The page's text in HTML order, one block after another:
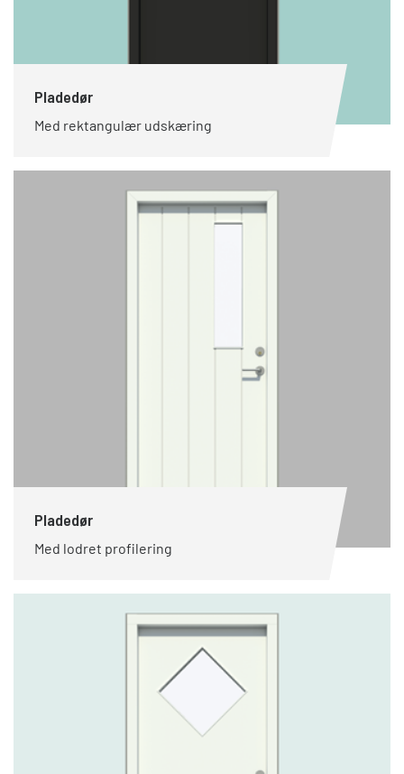
Pladedør
Med rektangulær udskæring
Pladedør
Med lodret profilering